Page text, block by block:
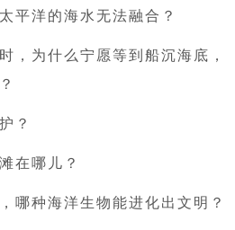
平洋的海水无法融合？
，为什么宁愿等到船沉海底，
？
在哪儿？
哪种海洋生物能进化出文明？